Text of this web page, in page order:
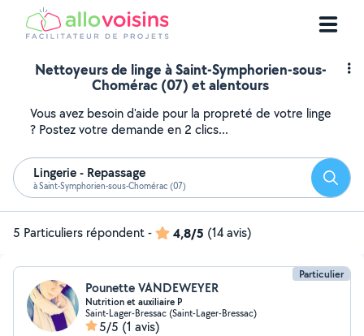
Nettoyeurs de linge à Saint-Symphorien-sous-
Chomérac (07) et alentours
Vous avez besoin d'aide pour la propreté de votre linge
? Postez votre demande en 2 clics...
Lingerie - Repassage
à Saint-Symphorien-sous-Chomérac (07)
5 Particuliers répondent- 4,8/5 (14 avis)
Particulier
Pounette VANDEWEYER
Nutrition et auxiliaire P
Saint-Lager-Bressac (Saint-Lager-Bressac)
5/5 (1 avis)